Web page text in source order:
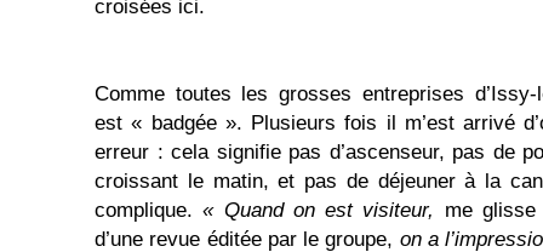
croisées ici.
Comme toutes les grosses entreprises
est « badgée ». Plusieurs fois il m’est arrivé
erreur : cela signifie pas d’ascenseur, pas de
croissant le matin, et pas de déjeuner à la
complique.« Quand on est visiteur, me glisse
d’une revue éditée par le groupe, on a